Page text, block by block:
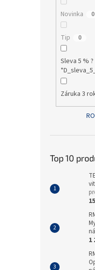
Novinka 0
Tip 0
Sleva 5 % ?
Záruka 3
Top 10
1